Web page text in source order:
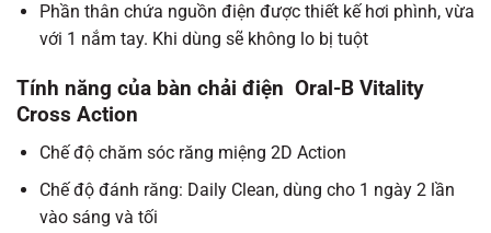
Phần thân chứa nguồn điện được thiết kế hơi phình, vừa
với 1 nắm tay. Khi dùng sẽ không lo bị tuột
Tính năng của bàn chải điện Oral-B Vitality
Cross Action
Chế độ chăm sóc răng miệng 2D Action
Chế độ đánh răng: Daily Clean, dùng cho 1 ngày 2 lần
vào sáng và tối